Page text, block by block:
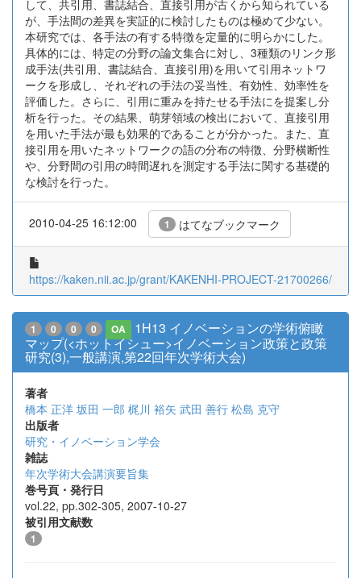
して、共引用、書誌結合、直接引用が古くから知られている
が、手法間の差異を実証的に検討したものは極めて少ない。
本研究では、各手法の有する特徴を定量的に明らかにした。
具体的には、特定の分野の論文集合に対し、3種類のリンク形
成手法(共引用、書誌結合、直接引用)を用いて引用ネットワ
ークを形成し、それぞれの手法の妥当性、有効性、効率性を
評価した。さらに、引用に重みを持たせる手法にを提案し分
析を行った。その結果、萌芽領域の検出において、直接引用
を用いた手法が最も効果的であることが分かった。また、直
接引用を用いたネットワークの語の分布の特徴、分野横断性
や、分野間の引用の時間遅れを測定する手法に関する基礎的
な検討を行った。
2010-04-25 16:12:00 1 はてなブックマーク
https://kaken.nii.ac.jp/grant/KAKENHI-PROJECT-21700266/
1 0 0 0 OA
1H13 イノベーションの学術俯瞰
マップ(<ホットイシュー>イノベーション政策と政策
研究(3),一般講演,第22回年次学術大会)
著者
橋本 正洋 坂田 一郎 梶川 裕矢 武田 善行 松島 克守
出版者
研究・イノベーション学会
雑誌
年次学術大会講演要旨集
巻号頁・発行日
vol.22, pp.302-305, 2007-10-27
被引用文献数
1